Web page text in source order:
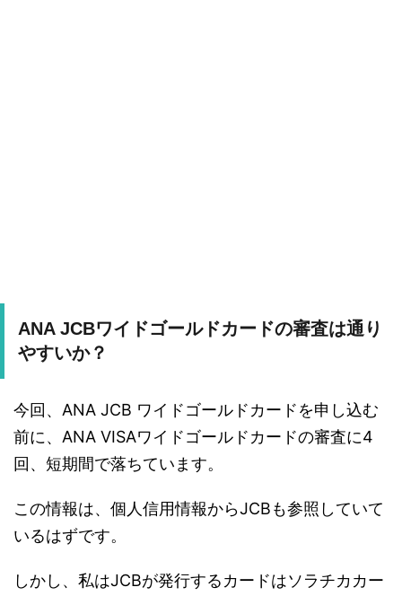
ANA JCBワイドゴールドカードの審査は通り
やすいか？
今回、ANA JCB ワイドゴールドカードを申し込む
前に、ANA VISAワイドゴールドカードの審査に4
回、短期間で落ちています。
この情報は、個人信用情報からJCBも参照していて
いるはずです。
しかし、私はJCBが発行するカードはソラチカカー